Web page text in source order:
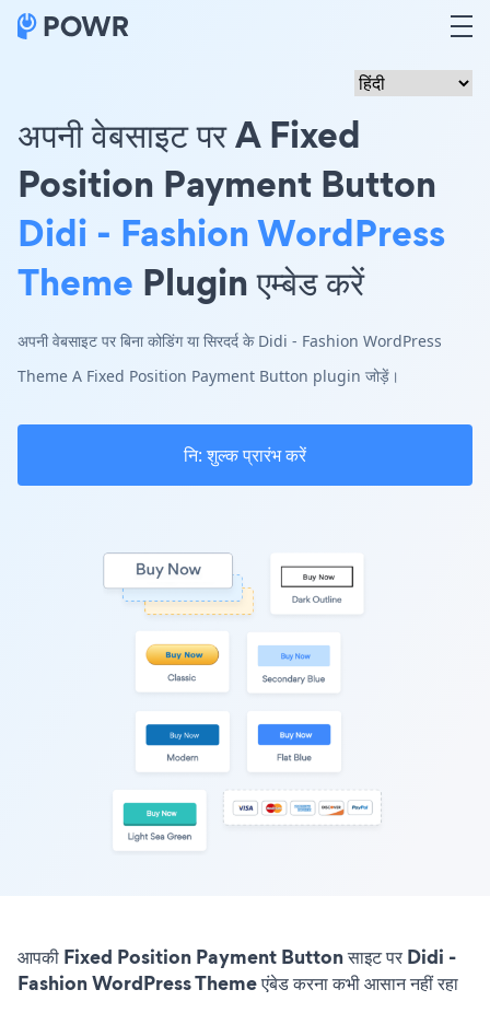
अपनी वेबसाइट पर A Fixed
Position Payment Button
Didi - Fashion WordPress
Theme Plugin एम्बेड करें
अपनी वेबसाइट पर बिना कोडिंग या सिरदर्द के Didi - Fashion WordPress
Theme A Fixed Position Payment Button plugin जोड़ें।
नि: शुल्क प्रारंभ करें
आपकी Fixed Position Payment Button साइट पर Didi -
Fashion WordPress Theme एंबेड करना कभी आसान नहीं रहा